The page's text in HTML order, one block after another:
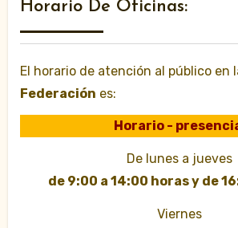
Horario De Oficinas:
El horario de atención al público en
Federación es:
Horario -
De lunes a jueves
de 9:00 a 14:00 horas y de
Viernes